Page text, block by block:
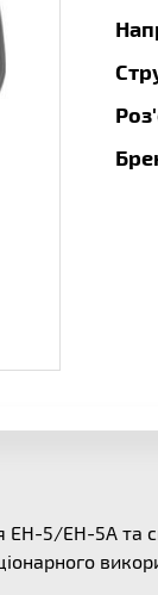
5/EH-5A та